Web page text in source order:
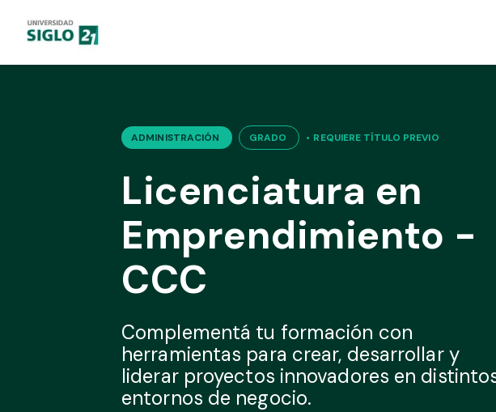
ADMINISTRACIÓN GRADO • REQUIERE TÍTULO PREVIO
Licenciatura en
Emprendimiento -
CCC
Complementá tu formación con
herramientas para crear, desarrollar y
liderar proyectos innovadores en
entornos de negocio.